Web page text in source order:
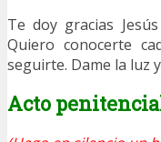
Te doy gracias
Quiero conocerte
seguirte. Dame la luz
Acto